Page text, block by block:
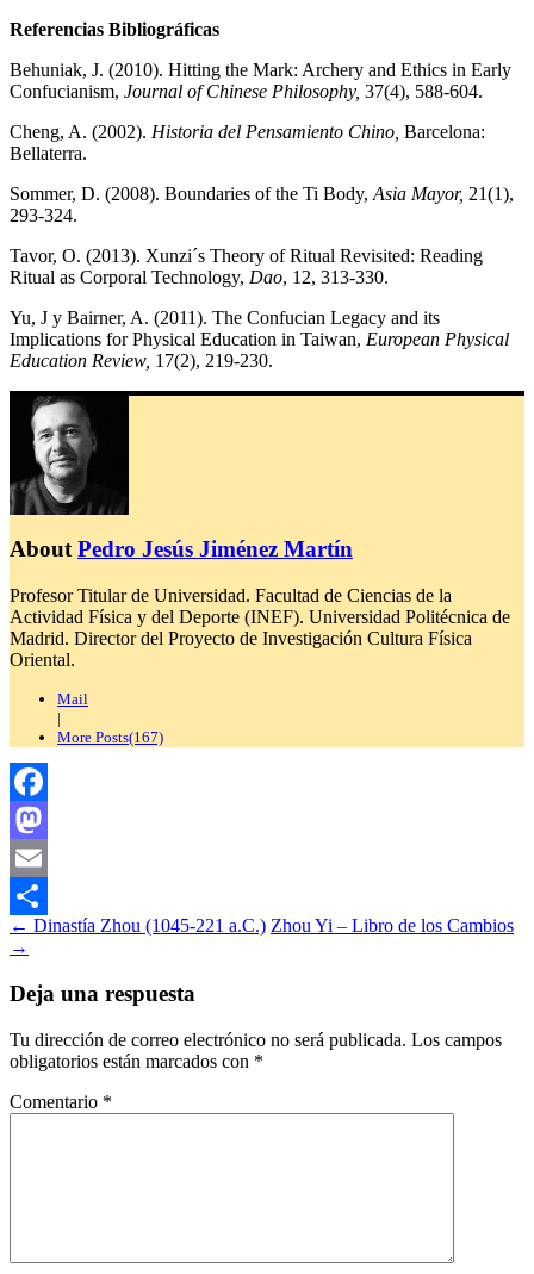
Referencias Bibliográficas
Behuniak, J. (2010). Hitting the Mark: Archery and Ethics in Early
Confucianism, Journal of Chinese Philosophy, 37(4), 588-604.
Cheng, A. (2002). Historia del Pensamiento Chino, Barcelona:
Bellaterra.
Sommer, D. (2008). Boundaries of the Ti Body, Asia Mayor, 21(1),
293-324.
Tavor, O. (2013). Xunzi´s Theory of Ritual Revisited: Reading
Ritual as Corporal Technology, Dao, 12, 313-330.
Yu, J y Bairner, A. (2011). The Confucian Legacy and its
Implications for Physical Education in Taiwan, European Physical
Education Review, 17(2), 219-230.
AboutPedro Jesús Jiménez Martín
Profesor Titular de Universidad. Facultad de Ciencias de la
Actividad Física y del Deporte (INEF). Universidad Politécnica de
Madrid. Director del Proyecto de Investigación Cultura Física
Oriental.
Mail
|
More Posts(167)
Facebook
Mastodon
Email
Compartir
Navegación
de
entradas
← Dinastía Zhou (1045-221 a.C.) Zhou Yi – Libro de los Cambios
→
Deja una respuesta
Tu dirección de correo electrónico no será publicada. Los campos
obligatorios están marcados con *
Comentario *